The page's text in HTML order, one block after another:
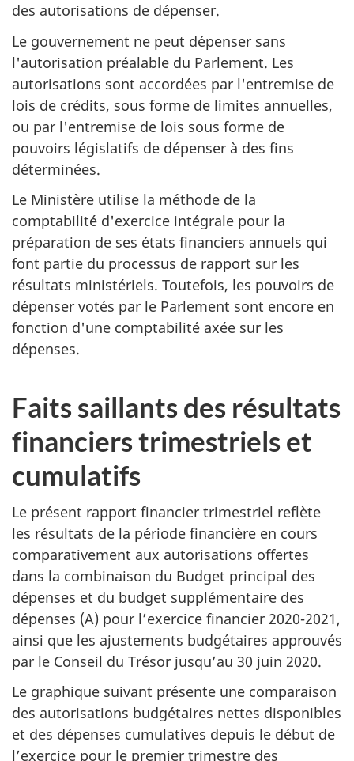
des autorisations de dépenser.
Le gouvernement ne peut dépenser sans
l'autorisation préalable du Parlement. Les
autorisations sont accordées par l'entremise de
lois de crédits, sous forme de limites annuelles,
ou par l'entremise de lois sous forme de
pouvoirs législatifs de dépenser à des fins
déterminées.
Le Ministère utilise la méthode de la
comptabilité d'exercice intégrale pour la
préparation de ses états financiers annuels qui
font partie du processus de rapport sur les
résultats ministériels. Toutefois, les pouvoirs de
dépenser votés par le Parlement sont encore en
fonction d'une comptabilité axée sur les
dépenses.
Faits saillants des résultats
financiers trimestriels et
cumulatifs
Le présent rapport financier trimestriel reflète
les résultats de la période financière en cours
comparativement aux autorisations offertes
dans la combinaison du Budget principal des
dépenses et du budget supplémentaire des
dépenses (A) pour l’exercice financier 2020-2021,
ainsi que les ajustements budgétaires approuvés
par le Conseil du Trésor jusqu’au 30 juin 2020.
Le graphique suivant présente une comparaison
des autorisations budgétaires nettes disponibles
et des dépenses cumulatives depuis le début de
l’exercice pour le premier trimestre des